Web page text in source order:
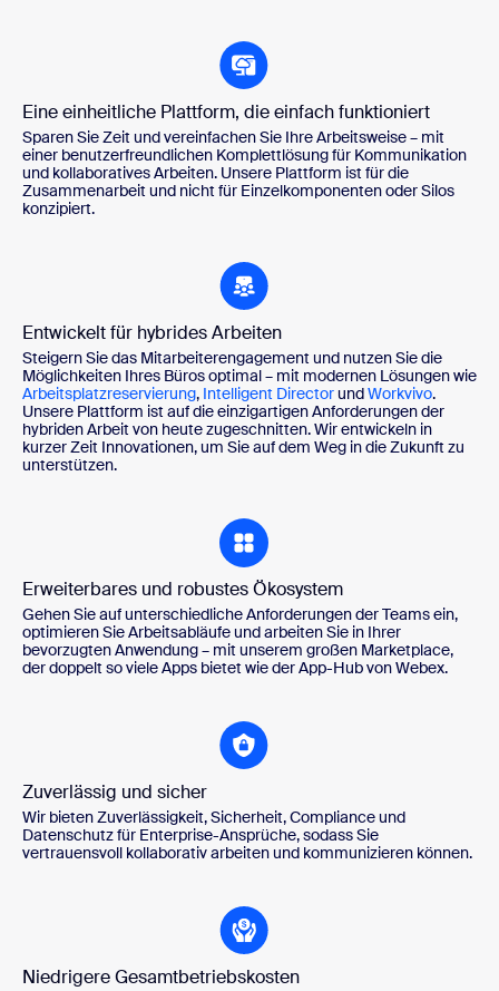
Eine einheitliche Plattform, die einfach funktioniert
Sparen Sie Zeit und vereinfachen Sie Ihre Arbeitsweise – mit
einer benutzerfreundlichen Komplettlösung für Kommunikation
und kollaboratives Arbeiten. Unsere Plattform ist für die
Zusammenarbeit und nicht für Einzelkomponenten oder Silos
konzipiert.
Entwickelt für hybrides Arbeiten
Steigern Sie das Mitarbeiterengagement und nutzen Sie die
Möglichkeiten Ihres Büros optimal – mit modernen Lösungen wie
Arbeitsplatzreservierung, Intelligent DirectorundWorkvivo.
Unsere Plattform ist auf die einzigartigen Anforderungen der
hybriden Arbeit von heute zugeschnitten. Wir entwickeln in
kurzer Zeit Innovationen, um Sie auf dem Weg in die Zukunft zu
unterstützen.
Erweiterbares und robustes Ökosystem
Gehen Sie auf unterschiedliche Anforderungen der Teams ein,
optimieren Sie Arbeitsabläufe und arbeiten Sie in Ihrer
bevorzugten Anwendung – mit unserem großen Marketplace,
der doppelt so viele Apps bietet wie der App-Hub von Webex.
Zuverlässig und sicher
Wir bieten Zuverlässigkeit, Sicherheit, Compliance und
Datenschutz für Enterprise-Ansprüche, sodass Sie
vertrauensvoll kollaborativ arbeiten und kommunizieren können.
Niedrigere Gesamtbetriebskosten